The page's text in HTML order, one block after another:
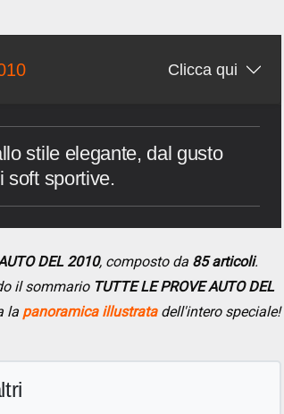
Clicca qui
stile elegante, dal gusto
soft sportive.
DEL 2010, composto da 85 articoli.
il sommario TUTTE LE PROVE AUTO DEL
la panoramica illustratadell'intero speciale!